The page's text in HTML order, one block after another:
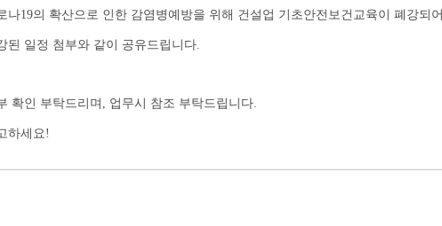
나19의 확산으로 인한 감염병예방을 위해 건설업 기초안전보건교육이 폐강되어
된 일정 첨부와 같이 공유드립니다.
확인 부탁드리며, 업무시 참조 부탁드립니다.
하세요!